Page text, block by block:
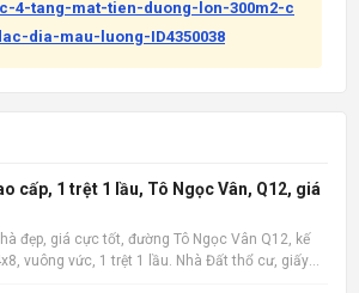
4-tang-mat-tien-duong-lon-300m2-c
dia-mau-luong-ID4350038
cấp, 1 trệt 1 lầu, Tô Ngọc Vân, Q12, giá
đẹp, giá cực tốt, đường Tô Ngọc Vân Q12, kế
vuông vức, 1 trệt 1 lầu. Nhà Đất thổ cư, giấy